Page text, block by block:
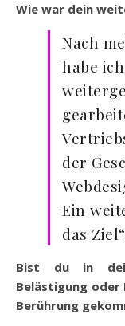
Wie war dein
Nach
habe
der
Ein
das
Bist du in
Belästigung
Berührung